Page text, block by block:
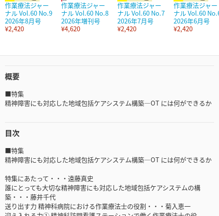
作業療法ジャー
ナル Vol.60 No.9
2026年8月号
¥2,420
作業療法ジャー
ナル Vol.60 No.8
2026年増刊号
¥4,620
作業療法ジャー
ナル Vol.60 No.7
2026年7月号
¥2,420
作業療法ジャー
ナル Vol.60
2026年6月号
¥2,420
概要
■特集
精神障害にも対応した地域包括ケアシステム構築―OT には何ができるか
目次
■特集
精神障害にも対応した地域包括ケアシステム構築―OT には何ができるか
特集にあたって・・・遠藤真史
誰にとっても大切な精神障害にも対応した地域包括ケアシステムの構
築・・・藤井千代
送り出す力 精神科病院における作業療法士の役割・・・菊入恵一